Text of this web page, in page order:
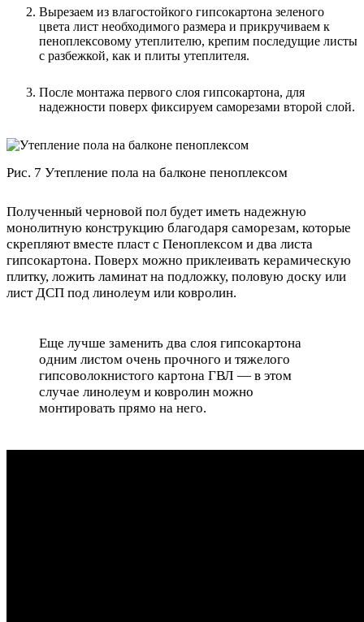
Вырезаем из влагостойкого гипсокартона зеленого
цвета лист необходимого размера и прикручиваем к
пеноплексовому утеплителю, крепим последущие листы
с разбежкой, как и плиты утеплителя.
После монтажа первого слоя гипсокартона, для
надежности поверх фиксируем саморезами второй слой.
Рис. 7 Утепление пола на балконе пеноплексом
Полученный черновой пол будет иметь надежную
монолитную конструкцию благодаря саморезам, которые
скрепляют вместе пласт с Пеноплексом и два листа
гипсокартона. Поверх можно приклеивать керамическую
плитку, ложить ламинат на подложку, половую доску или
лист ДСП под линолеум или ковролин.
Еще лучше заменить два слоя гипсокартона
одним листом очень прочного и тяжелого
гипсоволокнистого картона ГВЛ — в этом
случае линолеум и ковролин можно
монтировать прямо на него.